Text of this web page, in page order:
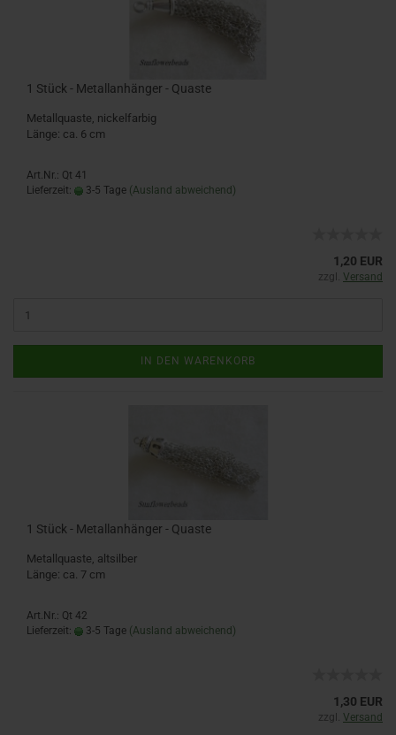
1 Stück - Metallanhänger - Quaste
Metallquaste, nickelfarbig
Länge: ca. 6 cm
Art.Nr.: Qt 41
Lieferzeit:
3-5 Tage (Ausland abweichend)
1,20 EUR
zzgl. Versand
IN DEN WARENKORB
1 Stück - Metallanhänger - Quaste
Metallquaste, altsilber
Länge: ca. 7 cm
Art.Nr.: Qt 42
Lieferzeit:
3-5 Tage (Ausland abweichend)
1,30 EUR
zzgl. Versand